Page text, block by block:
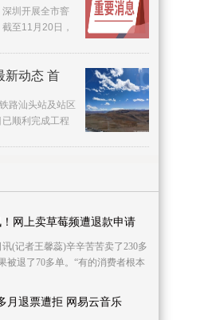
圳开展全市窨
至11月20日，
新动态 首
路汕头站及站区
顺利完成工程
网上卖草莓频遭退款申请
讯(记者王馨蕊)辛辛苦苦卖了230多
被退了70多单。“有的消费者根本
月退票遭拒 网易云音乐